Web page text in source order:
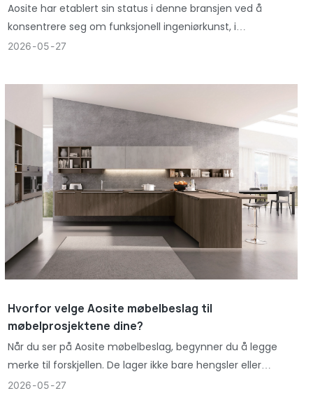
Aosite har etablert sin status i denne bransjen ved å
konsentrere seg om funksjonell ingeniørkunst, i
motsetning til bare levering av basiskomponenter.
2026 05 27
Hvorfor velge Aosite møbelbeslag til
møbelprosjektene dine?
Når du ser på Aosite møbelbeslag, begynner du å legge
merke til forskjellen. De lager ikke bare hengsler eller
møbelskinner – de tar hensyn til møbelbruk
2026 05 27